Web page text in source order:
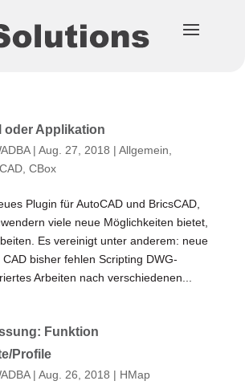
Applikation
| Aug. 27, 2018 | Allgemein
, CBox
Plugin für AutoCAD und BricsCAD,
viele neue Möglichkeiten bietet,
Es vereinigt unter anderem: neue
bisher fehlen Scripting DWG-
Arbeiten nach verschiedenen...
Funktion
Profile
| Aug. 26, 2018 | HMap